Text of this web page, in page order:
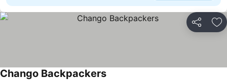
Compartir
Chango Backpackers